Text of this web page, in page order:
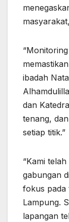
masyarakat,
ibadah
dan
tenang,
setiap titik.”
“Kami
gabungan
fokus pada
Lampung.
lapangan